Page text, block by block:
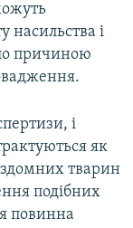
насильства і
причиною
і
як
тварин
подібних
повинна